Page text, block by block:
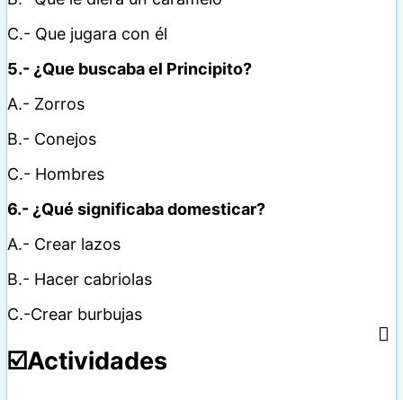
C.- Que jugara con él
5.- ¿Que buscaba el Principito?
A.- Zorros
B.- Conejos
C.- Hombres
6.- ¿Qué significaba domesticar?
A.- Crear lazos
B.- Hacer cabriolas
C.-Crear burbujas
☑️Actividades